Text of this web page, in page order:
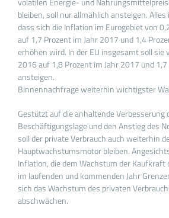
bleiben, soll nur allmählich ansteigen.
dass sich die Inflation im Eurogebiet von
auf 1,7 Prozent im Jahr 2017 und 1,4
erhöhen wird. In der EU insgesamt soll sie
2016 auf 1,8 Prozent im Jahr 2017 und
ansteigen.
Binnennachfrage weiterhin wichtigster
Gestützt auf die anhaltende Verbesserung
Beschäftigungslage und den Anstieg des
soll der private Verbrauch auch weiterhin
Hauptwachstumsmotor bleiben.
Inflation, die dem Wachstum der
im laufenden und kommenden Jahr
sich das Wachstum des privaten
abschwächen.